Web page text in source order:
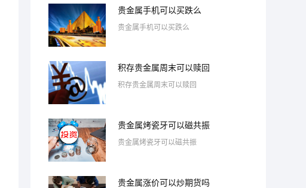
贵金属手机可以买跌么
贵金属手机可以买跌么
积存贵金属周末可以赎回
积存贵金属周末可以赎回
贵金属烤瓷牙可以磁共振
贵金属烤瓷牙可以磁共振
贵金属涨价可以炒期货吗